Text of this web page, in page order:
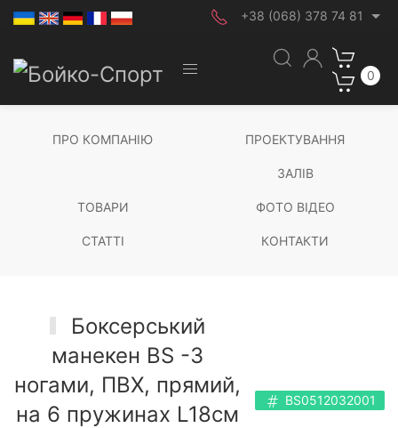
+38 (068) 378 74 81
0
ПРО КОМПАНІЮ ПРОЕКТУВАННЯ
ЗАЛІВ
ТОВАРИ ФОТО ВІДЕО
СТАТТІ КОНТАКТИ
Боксерський
манекен BS -З
ногами, ПВХ, прямий,
на 6 пружинах L18cм
BS0512032001